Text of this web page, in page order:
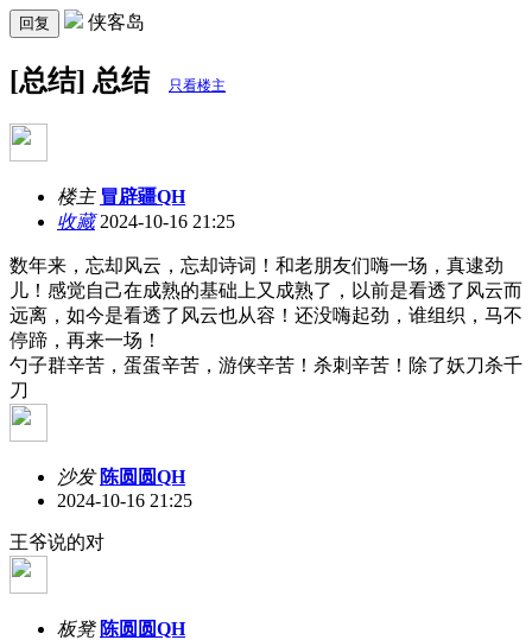
回复 侠客岛
[总结] 总结 只看楼主
楼主 冒辟疆QH
收藏2024-10-16 21:25
数年来，忘却风云，忘却诗词！和老朋友们嗨一场，真逮劲
儿！感觉自己在成熟的基础上又成熟了，以前是看透了风云而
远离，如今是看透了风云也从容！还没嗨起劲，谁组织，马不
停蹄，再来一场！
勺子群辛苦，蛋蛋辛苦，游侠辛苦！杀刺辛苦！除了妖刀杀千
刀
沙发 陈圆圆QH
2024-10-16 21:25
王爷说的对
板凳 陈圆圆QH